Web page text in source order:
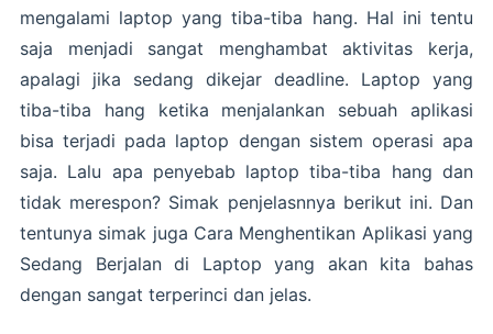
mengalami laptop yang tiba-tiba hang. Hal ini tentu
saja menjadi sangat menghambat aktivitas kerja,
apalagi jika sedang dikejar deadline. Laptop yang
tiba-tiba hang ketika menjalankan sebuah aplikasi
bisa terjadi pada laptop dengan sistem operasi apa
saja. Lalu apa penyebab laptop tiba-tiba hang dan
tidak merespon? Simak penjelasnnya berikut ini. Dan
tentunya simak juga Cara Menghentikan Aplikasi yang
Sedang Berjalan di Laptop yang akan kita bahas
dengan sangat terperinci dan jelas.